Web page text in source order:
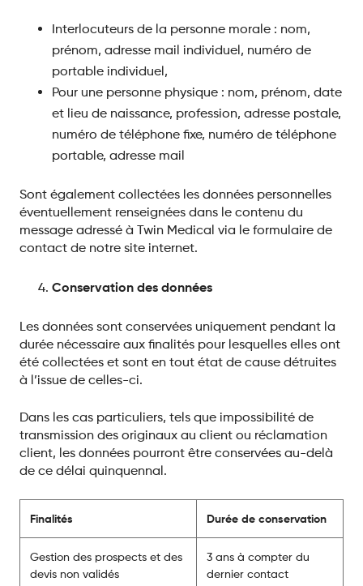
Interlocuteurs de la personne morale : nom,
prénom, adresse mail individuel, numéro de
portable individuel,
Pour une personne physique : nom, prénom, date
et lieu de naissance, profession, adresse postale,
numéro de téléphone fixe, numéro de téléphone
portable, adresse mail
Sont également collectées les données personnelles
éventuellement renseignées dans le contenu du
message adressé à Twin Medical via le formulaire de
contact de notre site internet.
Conservation des données
Les données sont conservées uniquement pendant la
durée nécessaire aux finalités pour lesquelles elles ont
été collectées et sont en tout état de cause détruites
à l’issue de celles-ci.
Dans les cas particuliers, tels que impossibilité de
transmission des originaux au client ou réclamation
client, les données pourront être conservées au-delà
de ce délai quinquennal.
Finalités Durée de conservation
Gestion des prospects et des
devis non validés
3 ans à compter du
dernier contact